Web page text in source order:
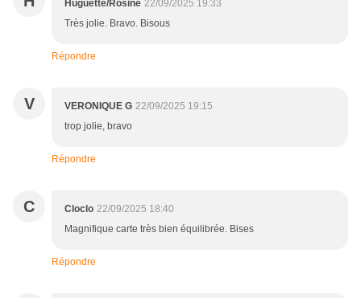
Huguette/Rosine 22/09/2025 19:33
Très jolie. Bravo. Bisous
Répondre
V VERONIQUE G 22/09/2025 19:15
trop jolie, bravo
Répondre
C Cloclo 22/09/2025 18:40
Magnifique carte très bien équilibrée. Bises
Répondre